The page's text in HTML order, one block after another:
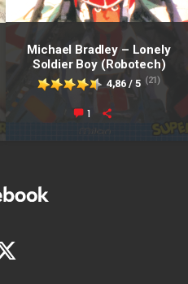
Michael Bradley – Lonely
Soldier Boy (Robotech)
4,86 / 5 (21)
1